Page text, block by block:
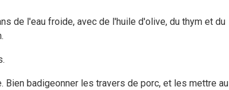
de l'eau froide, avec de l'huile d'olive, du thym et du
Bien badigeonner les travers de porc, et les mettre au